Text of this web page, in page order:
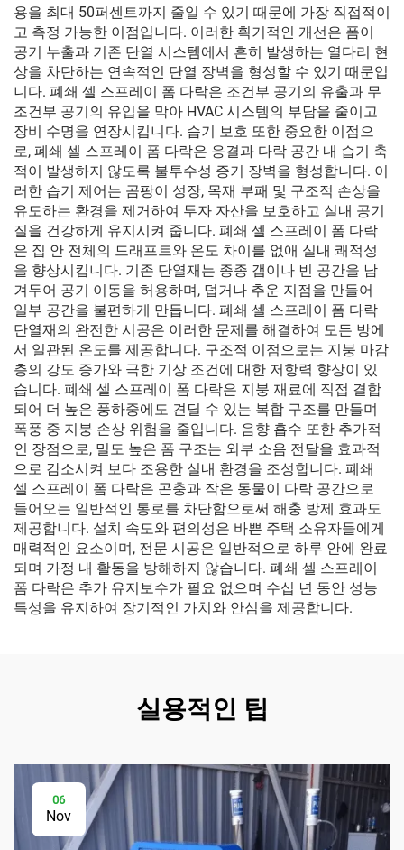
용을 최대 50퍼센트까지 줄일 수 있기 때문에 가장 직접적이
고 측정 가능한 이점입니다. 이러한 획기적인 개선은 폼이
공기 누출과 기존 단열 시스템에서 흔히 발생하는 열다리 현
상을 차단하는 연속적인 단열 장벽을 형성할 수 있기 때문입
니다. 폐쇄 셀 스프레이 폼 다락은 조건부 공기의 유출과 무
조건부 공기의 유입을 막아 HVAC 시스템의 부담을 줄이고
장비 수명을 연장시킵니다. 습기 보호 또한 중요한 이점으
로, 폐쇄 셀 스프레이 폼 다락은 응결과 다락 공간 내 습기 축
적이 발생하지 않도록 불투수성 증기 장벽을 형성합니다. 이
러한 습기 제어는 곰팡이 성장, 목재 부패 및 구조적 손상을
유도하는 환경을 제거하여 투자 자산을 보호하고 실내 공기
질을 건강하게 유지시켜 줍니다. 폐쇄 셀 스프레이 폼 다락
은 집 안 전체의 드래프트와 온도 차이를 없애 실내 쾌적성
을 향상시킵니다. 기존 단열재는 종종 갭이나 빈 공간을 남
겨두어 공기 이동을 허용하며, 덥거나 추운 지점을 만들어
일부 공간을 불편하게 만듭니다. 폐쇄 셀 스프레이 폼 다락
단열재의 완전한 시공은 이러한 문제를 해결하여 모든 방에
서 일관된 온도를 제공합니다. 구조적 이점으로는 지붕 마감
층의 강도 증가와 극한 기상 조건에 대한 저항력 향상이 있
습니다. 폐쇄 셀 스프레이 폼 다락은 지붕 재료에 직접 결합
되어 더 높은 풍하중에도 견딜 수 있는 복합 구조를 만들며
폭풍 중 지붕 손상 위험을 줄입니다. 음향 흡수 또한 추가적
인 장점으로, 밀도 높은 폼 구조는 외부 소음 전달을 효과적
으로 감소시켜 보다 조용한 실내 환경을 조성합니다. 폐쇄
셀 스프레이 폼 다락은 곤충과 작은 동물이 다락 공간으로
들어오는 일반적인 통로를 차단함으로써 해충 방제 효과도
제공합니다. 설치 속도와 편의성은 바쁜 주택 소유자들에게
매력적인 요소이며, 전문 시공은 일반적으로 하루 안에 완료
되며 가정 내 활동을 방해하지 않습니다. 폐쇄 셀 스프레이
폼 다락은 추가 유지보수가 필요 없으며 수십 년 동안 성능
특성을 유지하여 장기적인 가치와 안심을 제공합니다.
실용적인 팁
06
Nov